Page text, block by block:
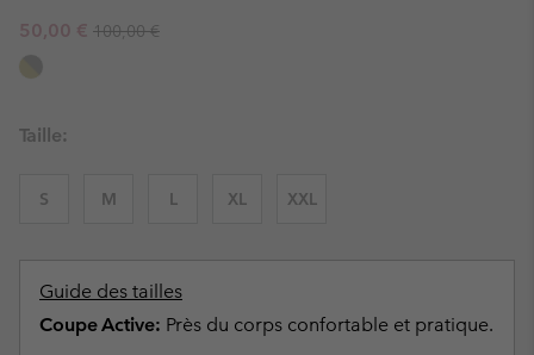
Sale price:
50,00 € Regular price:
100,00 €
Taille:
S M L XL XXL
Guide des tailles
Coupe Active: Près du corps confortable et pratique.